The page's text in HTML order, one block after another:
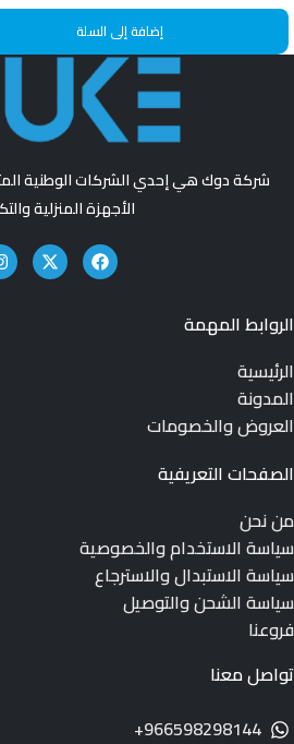
إضافة إلى السلة
شركة دوك هي إحدي الشركات الوطنية
الأجهزة المنزلية
الروابط المهمة
الرئيسية
المدونة
العروض والخصومات
الصفحات التعريفية
من نحن
سياسة الاستخدام والخصوصية
سياسة الاستبدال والاسترجاع
سياسة الشحن والتوصيل
فروعنا
تواصل معنا
966598298144+